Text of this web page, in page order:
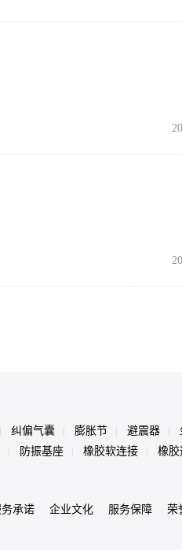
纠偏气囊 膨胀节 避震器
防振基座 橡胶软连接 橡胶
务承诺 企业文化 服务保障 荣